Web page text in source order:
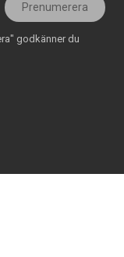
Prenumerera
godkänner du